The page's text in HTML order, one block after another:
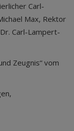
Carl-
Max, Rektor
Carl-Lampert-
Zeugnis“ vom